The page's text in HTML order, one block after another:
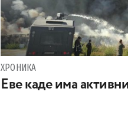
ХРОНИКА
Eве каде има